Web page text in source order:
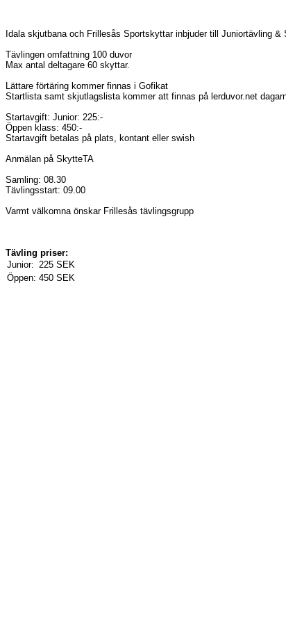
Idala skjutbana och Frillesås Sportskyttar inbjuder till Juniortävling &
Tävlingen omfattning 100 duvor
Max antal deltagare 60 skyttar.
Lättare förtäring kommer finnas i Gofikat
Startlista samt skjutlagslista kommer att finnas på lerduvor.net
Startavgift: Junior: 225:-
Öppen klass: 450:-
Startavgift betalas på plats, kontant eller swish
Anmälan på SkytteTA
Samling: 08.30
Tävlingsstart: 09.00
Varmt välkomna önskar Frillesås tävlingsgrupp
Tävling priser:
Junior: 225 SEK
Öppen: 450 SEK